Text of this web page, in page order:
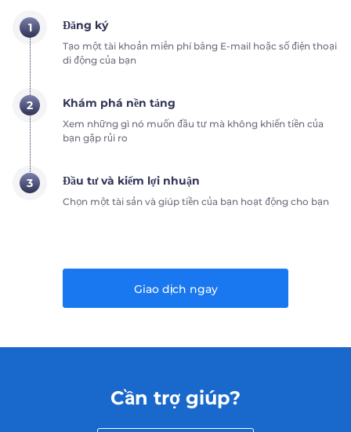
1 Đăng ký
Tạo một tài khoản miễn phí bằng E-mail hoặc số điện thoại
di động của bạn
2 Khám phá nền tảng
Xem những gì nó muốn đầu tư mà không khiến tiền của
bạn gặp rủi ro
3 Đầu tư và kiếm lợi nhuận
Chọn một tài sản và giúp tiền của bạn hoạt động cho bạn
Giao dịch ngay
Cần trợ giúp?